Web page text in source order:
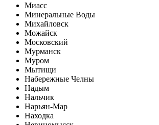
Миасс
Минеральные Воды
Михайловск
Можайск
Московский
Мурманск
Муром
Мытищи
Набережные Челны
Надым
Нальчик
Нарьян-Мар
Находка